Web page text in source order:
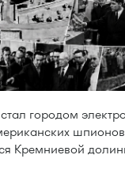
городом
Кремниевой